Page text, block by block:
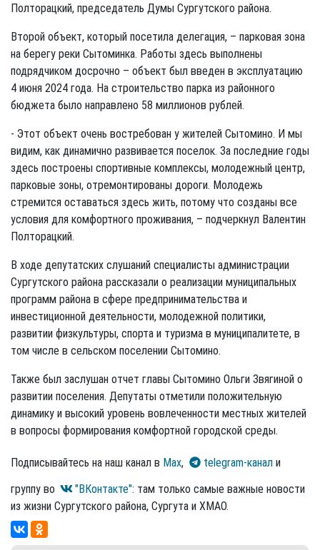
Полторацкий, председатель Думы Сургутского района.
Второй объект, который посетила делегация, – парковая зона
на берегу реки Сытоминка. Работы здесь выполнены
подрядчиком досрочно – объект был введен в эксплуатацию
4 июня 2024 года. На строительство парка из районного
бюджета было направлено 58 миллионов рублей.
- Этот объект очень востребован у жителей Сытомино. И мы
видим, как динамично развивается поселок. За последние годы
здесь построены спортивные комплексы, молодежный центр,
парковые зоны, отремонтированы дороги. Молодежь
стремится оставаться здесь жить, потому что созданы все
условия для комфортного проживания, – подчеркнул Валентин
Полторацкий.
В ходе депутатских слушаний специалисты администрации
Сургутского района рассказали о реализации муниципальных
программ района в сфере предпринимательства и
инвестиционной деятельности, молодежной политики,
развитии физкультуры, спорта и туризма в муниципалитете, в
том числе в сельском поселении Сытомино.
Также был заслушан отчет главы Сытомино Ольги Звягиной о
развитии поселения. Депутаты отметили положительную
динамику и высокий уровень вовлеченности местных жителей
в вопросы формирования комфортной городской среды.
Подписывайтесь на наш канал в Max, telegram-канал и
группу во
"ВКонтакте": там только самые важные новости
из жизни Сургутского района, Сургута и ХМАО.